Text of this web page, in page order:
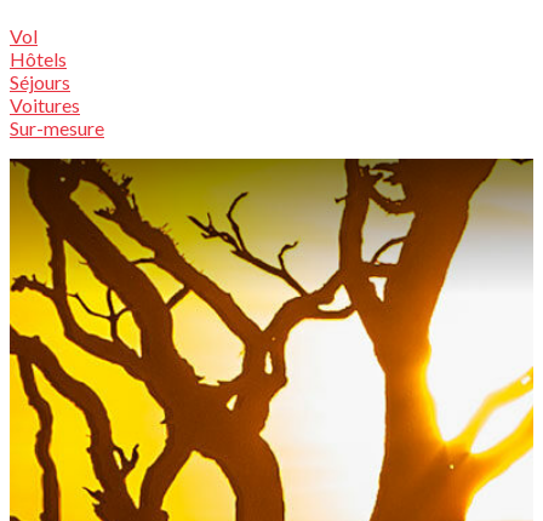
Vol
Hôtels
Séjours
Voitures
Sur-mesure